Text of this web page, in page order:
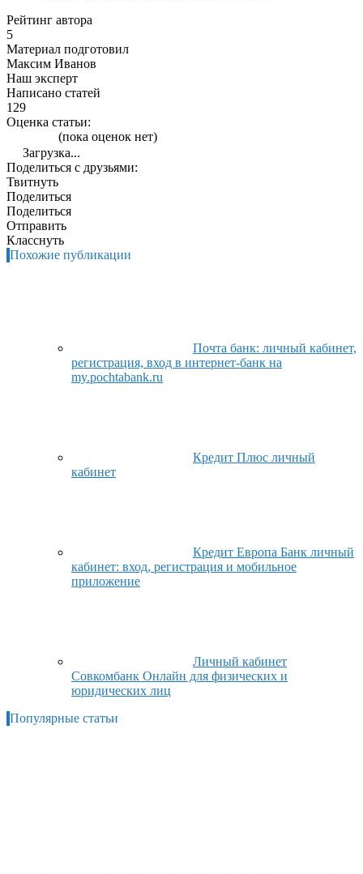
Рейтинг автора
5
Материал подготовил
Максим Иванов
Наш эксперт
Написано статей
129
Оценка статьи:
(пока оценок нет)
Загрузка...
Поделиться с друзьями:
Твитнуть
Поделиться
Поделиться
Отправить
Класснуть
Похожие публикации
Почта банк: личный кабинет,
регистрация, вход в интернет-банк на
my.pochtabank.ru
Кредит Плюс личный
кабинет
Кредит Европа Банк личный
кабинет: вход, регистрация и мобильное
приложение
Личный кабинет
Совкомбанк Онлайн для физических и
юридических лиц
Популярные статьи